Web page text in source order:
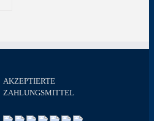
AKZEPTIERTE
ZAHLUNGSMITTEL